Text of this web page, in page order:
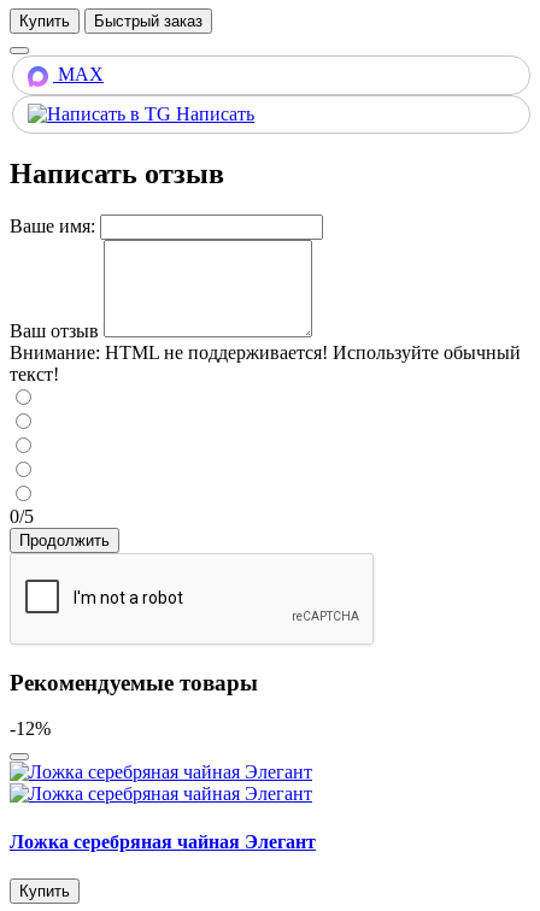
Купить
MAX
Написать
Написать отзыв
Ваше имя:
Ваш отзыв
Внимание: HTML не поддерживается! Используйте обычный
текст!
0/5
Продолжить
Рекомендуемые товары
-12%
Ложка серебряная чайная Элегант
Купить